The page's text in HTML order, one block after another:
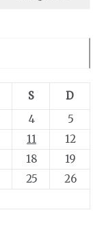
S
D
4
5
11
12
18
19
25
26